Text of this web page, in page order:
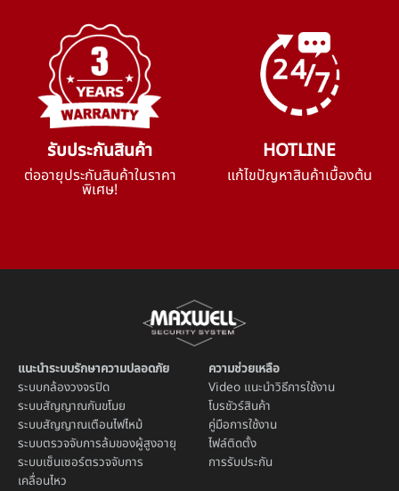
รับประกันสินค้า
ต่ออายุประกันสินค้าในราคา
พิเศษ!
HOTLINE
แก้ไขปัญหาสินค้าเบื้องต้น
แนะนำระบบรักษาความปลอดภัย
ระบบกล้องวงจรปิด
ระบบสัญญาณกันขโมย
ระบบสัญญาณเตือนไฟไหม้
ระบบตรวจจับการล้มของผู้สูงอายุ
ระบบเซ็นเซอร์ตรวจจับการ
เคลื่อนไหว
ความช่วยเหลือ
Video แนะนำวิธีการใช้งาน
โบรชัวร์สินค้า
คู่มือการใช้งาน
ไฟล์ติดตั้ง
การรับประกัน